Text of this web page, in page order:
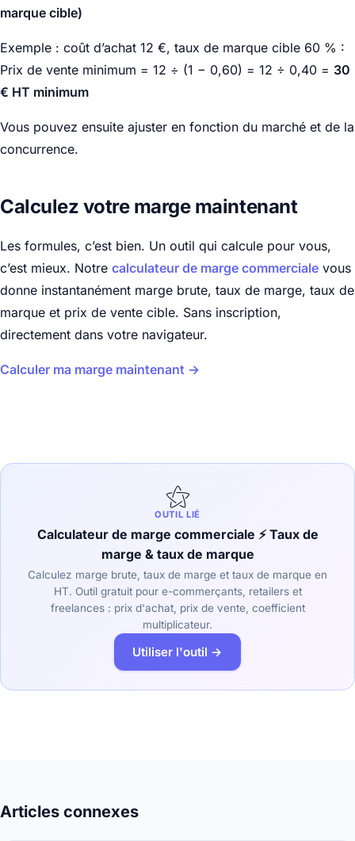
marque cible)
Exemple : coût d’achat 12 €, taux de marque cible 60 % :
Prix de vente minimum = 12 ÷ (1 − 0,60) = 12 ÷ 0,40 = 30
€ HT minimum
Vous pouvez ensuite ajuster en fonction du marché et de la
concurrence.
Calculez votre marge maintenant
Les formules, c’est bien. Un outil qui calcule pour vous,
c’est mieux. Notre calculateur de marge commerciale vous
donne instantanément marge brute, taux de marge, taux de
marque et prix de vente cible. Sans inscription,
directement dans votre navigateur.
Calculer ma marge maintenant →
⚝
OUTIL LIÉ
Calculateur de marge commerciale ⚡ Taux de
marge & taux de marque
Calculez marge brute, taux de marge et taux de marque en
HT. Outil gratuit pour e-commerçants, retailers et
freelances : prix d'achat, prix de vente, coefficient
multiplicateur.
Utiliser l'outil →
Articles connexes